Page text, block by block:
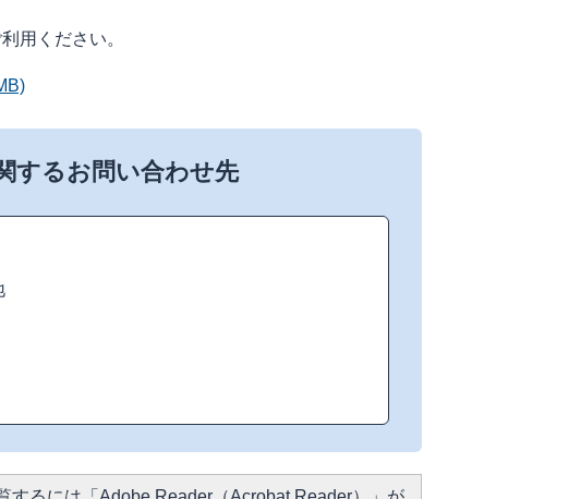
用ください。
するお問い合わせ先